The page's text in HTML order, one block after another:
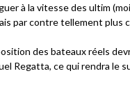
à la vitesse des ultim
par contre tellement plus
des bateaux réels
Regatta, ce qui rendra le